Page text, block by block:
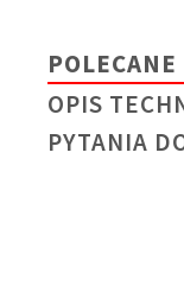
OPIS
PYTANIA